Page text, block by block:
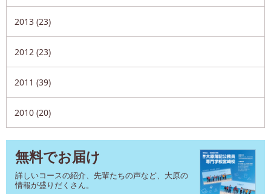
2013 (23)
2012 (23)
2011 (39)
2010 (20)
無料でお届け
詳しいコースの紹介、先輩たちの声など、大原の
情報が盛りだくさん。